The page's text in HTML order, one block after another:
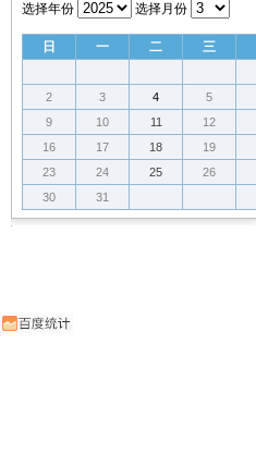
选择年份 选择月份
日 一 二 三
2
3 4 5
9
10 11 12
16
17 18 19
23
24 25 26
30
31